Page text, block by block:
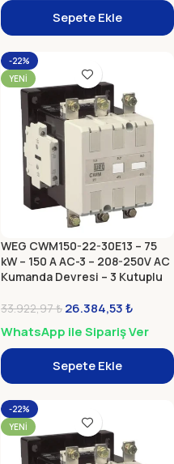
Sepete Ekle
-22%
YENI
WEG CWM150-22-30E13 – 75
kW – 150 A AC-3 – 208-250V AC
Kumanda Devresi – 3 Kutuplu
Modül)
33.922,97₺ 26.384,53₺
WhatsApp ile Sipariş Ver
Sepete Ekle
-22%
YENI